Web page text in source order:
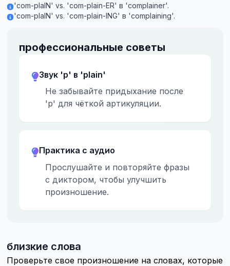
'com-plaIN' vs. 'com-plain-ER' в 'complainer'.
'com-plaIN' vs. 'com-plain-ING' в 'complaining'.
профессиональные советы
Звук 'p' в 'plain'
Не забывайте придыхание после
'p' для чёткой артикуляции.
Практика с аудио
Прослушайте и повторяйте фразы
с диктором, чтобы улучшить
произношение.
близкие слова
Проверьте свое произношение на словах, которые